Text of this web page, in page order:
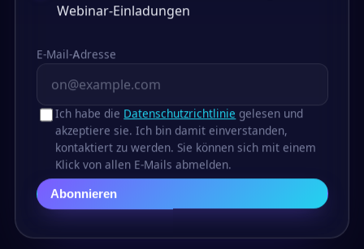
Webinar-Einladungen
E-Mail-Adresse
Ich habe die Datenschutzrichtlinie gelesen und
akzeptiere sie. Ich bin damit einverstanden,
kontaktiert zu werden. Sie können sich mit einem
Klick von allen E-Mails abmelden.
Abonnieren